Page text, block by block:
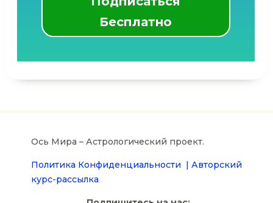
Бесплатно
Ось Мира – Астрологический проект.
Политика Конфиденциальности | Авторский
курс-рассылка